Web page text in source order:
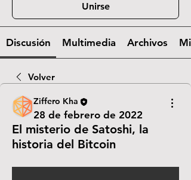
Unirse
Discusión Multimedia Archivos
Volver
Ziffero Kha
28 de febrero de 2022
El misterio de Satoshi, la
historia del Bitcoin